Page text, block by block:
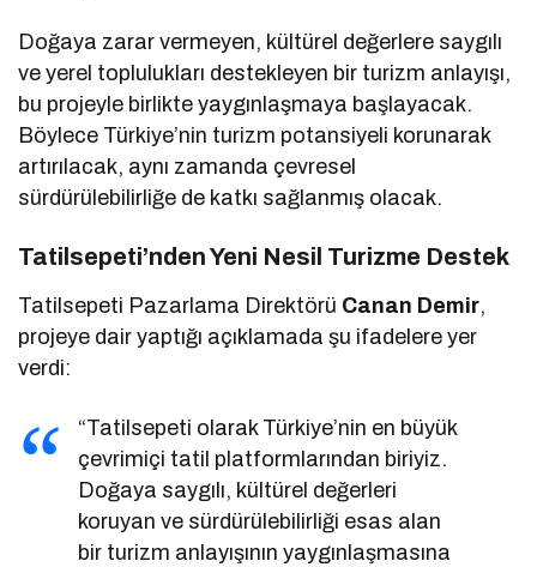
Doğaya zarar vermeyen, kültürel değerlere saygılı
ve yerel toplulukları destekleyen bir turizm anlayışı,
bu projeyle birlikte yaygınlaşmaya başlayacak.
Böylece Türkiye’nin turizm potansiyeli korunarak
artırılacak, aynı zamanda çevresel
sürdürülebilirliğe de katkı sağlanmış olacak.
Tatilsepeti’nden Yeni Nesil Turizme Destek
Tatilsepeti Pazarlama Direktörü Canan Demir,
projeye dair yaptığı açıklamada şu ifadelere yer
verdi:
“Tatilsepeti olarak Türkiye’nin en büyük
çevrimiçi tatil platformlarından biriyiz.
Doğaya saygılı, kültürel değerleri
koruyan ve sürdürülebilirliği esas alan
bir turizm anlayışının yaygınlaşmasına